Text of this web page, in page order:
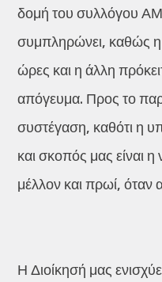
δομή του συλλόγου
συμπληρώνει, καθώς η
ώρες και η άλλη
απόγευμα. Προς το
συστέγαση, καθότι η
και σκοπός μας είναι η
μέλλον και πρωί, όταν
Η Διοίκησή μας